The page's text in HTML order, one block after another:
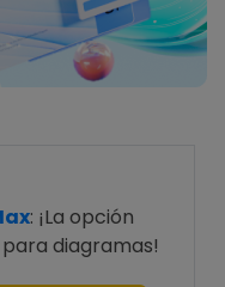
: ¡La opción
diagramas!